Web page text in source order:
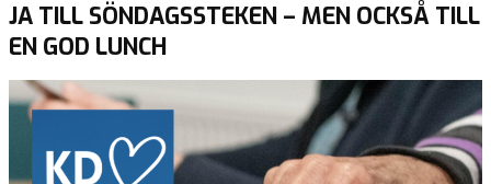
JA TILL SÖNDAGSSTEKEN – MEN OCKSÅ TILL
EN GOD LUNCH